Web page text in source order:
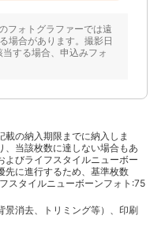
フォトグラファーでは遠
場合があります。撮影日
する場合、申込みフォ
の納入期限までに納入しま
、当該枚数に達しない場合もあ
よびライフスタイルニューボー
先に進行するため、基準枚数
スタイルニューボーンフォト:75
景消去、トリミング等）、印刷